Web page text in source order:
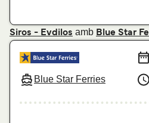
Siros - Evdilos amb Blue Star
Blue Star Ferries